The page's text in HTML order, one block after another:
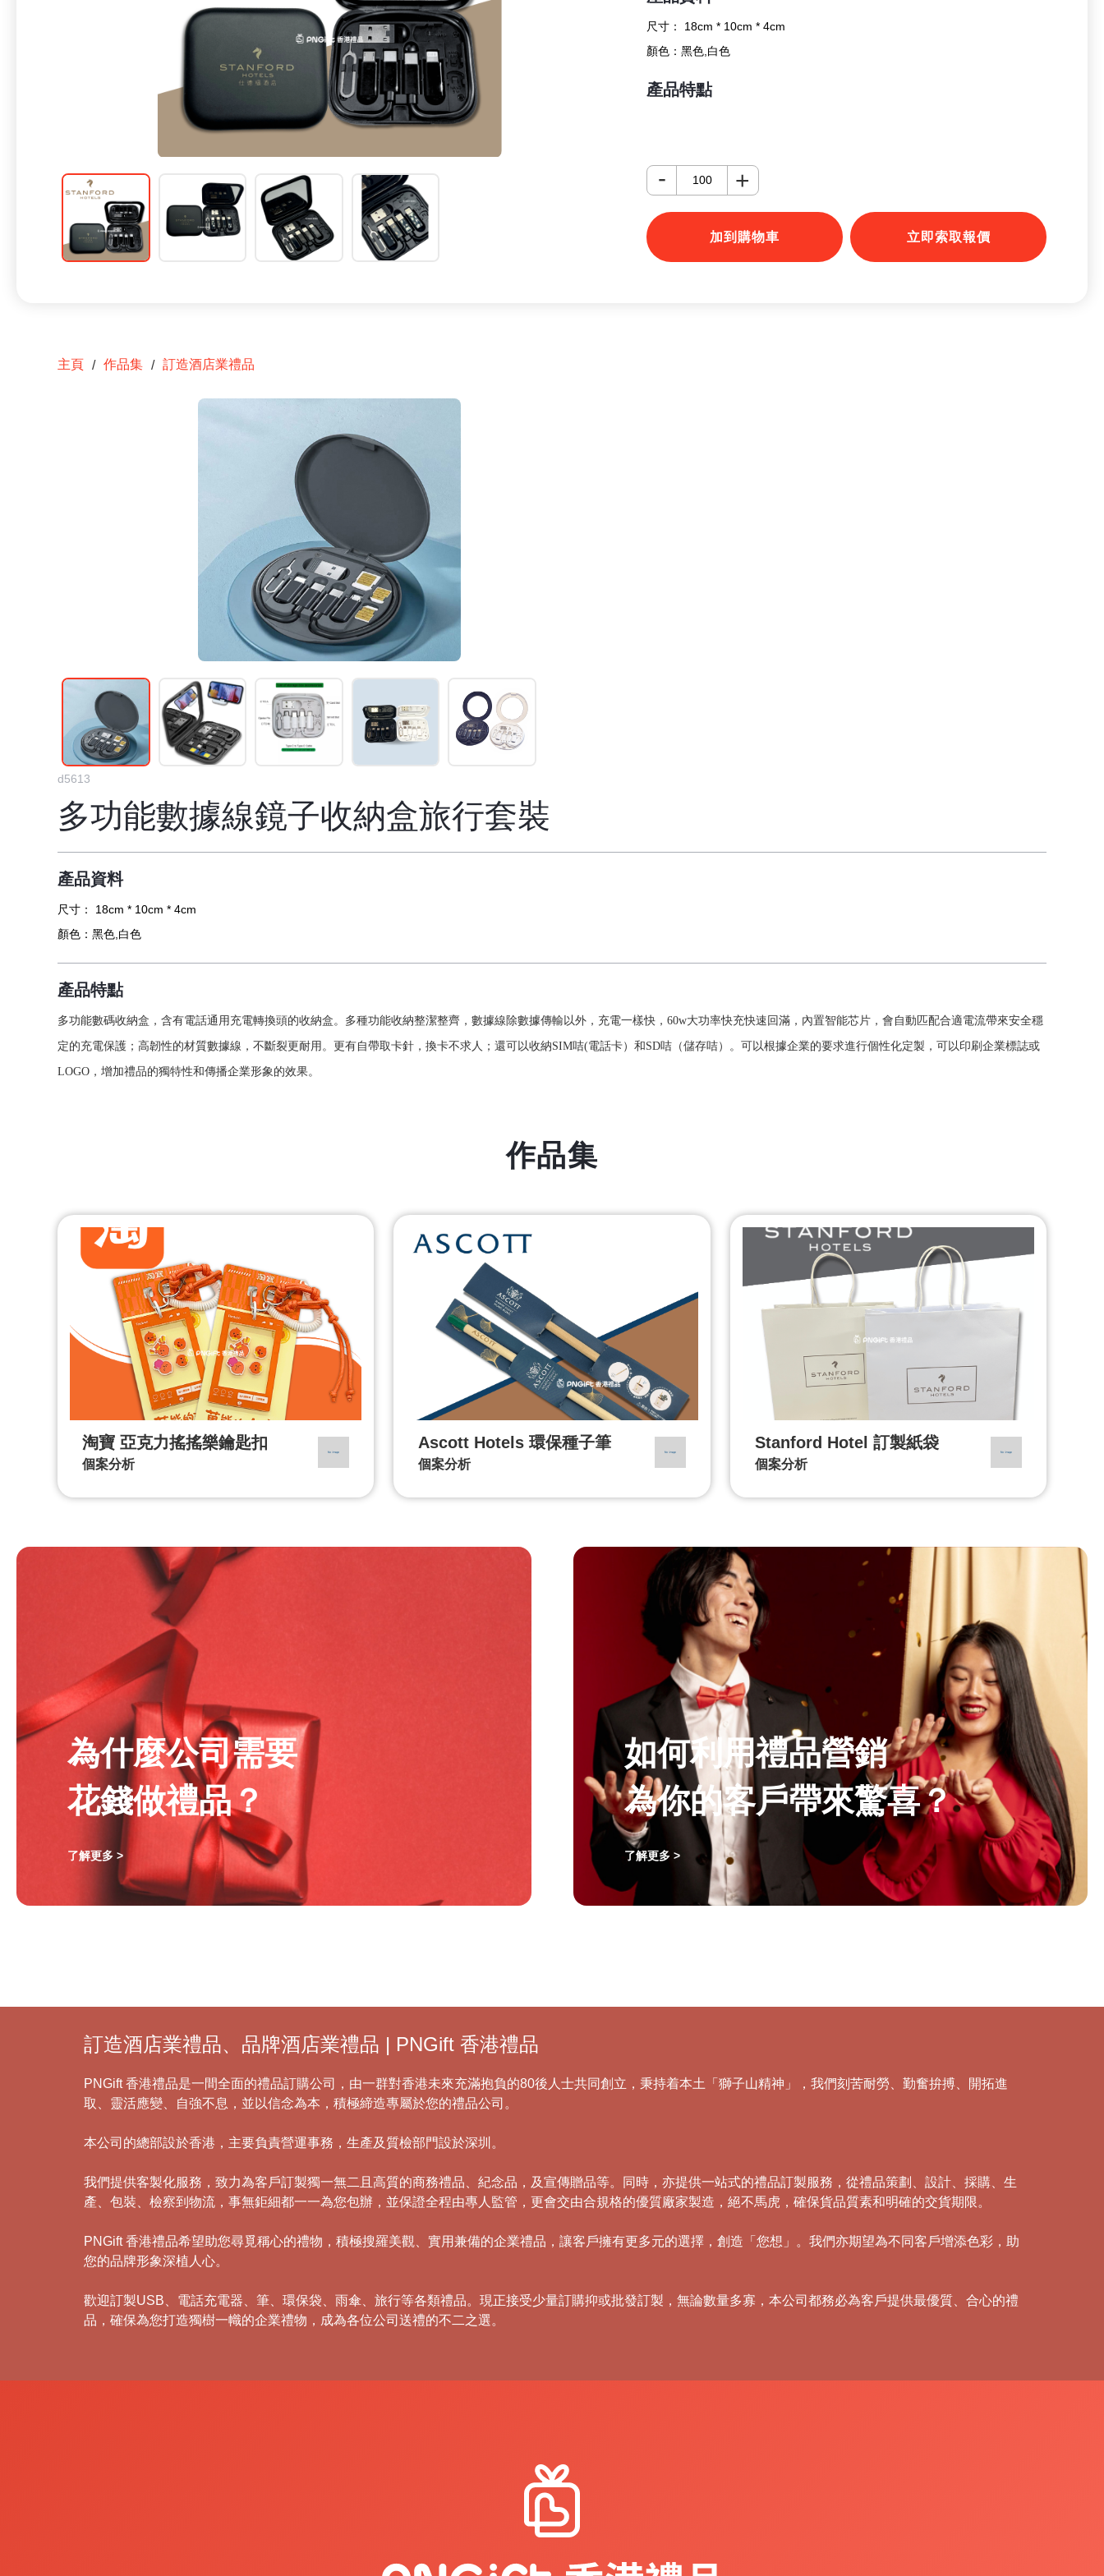
尺寸：
18cm * 10cm * 4cm
顏色：黑色,白色
產品特點
- +
加到購物車 立即索取報價
主頁 / 作品集 / 訂造酒店業禮品
d5613
多功能數據線鏡子收納盒旅行套裝
產品資料
尺寸：
18cm * 10cm * 4cm
顏色： 黑色,白色
產品特點
多功能數碼收納盒，含有電話通用充電轉換頭的收納盒。多種功能收納整潔整齊，數據線除數據傳輸以外，充電一樣快，60w大功率快充快速回滿，內置智能芯片，會自動匹配合適電流帶來安全穩
定的充電保護；高韌性的材質數據線，不斷裂更耐用。更有自帶取卡針，換卡不求人；還可以收納SIM咭(電話卡）和SD咭（儲存咭）。可以根據企業的要求進行個性化定製，可以印刷企業標誌或
LOGO，增加禮品的獨特性和傳播企業形象的效果。
作品集
淘寶 亞克力搖搖樂鑰匙扣
個案分析
Ascott Hotels 環保種子筆
個案分析
Stanford Hotel 訂製紙袋
個案分析
為什麼公司需要
花錢做禮品？
了解更多 >
如何利用禮品營銷
為你的客戶帶來驚喜？
了解更多 >
訂造酒店業禮品、品牌酒店業禮品 | PNGift 香港禮品
PNGift 香港禮品是一間全面的禮品訂購公司，由一群對香港未來充滿抱負的80後人士共同創立，秉持着本土「獅子山精神」，我們刻苦耐勞、勤奮拚搏、開拓進
取、靈活應變、自強不息，並以信念為本，積極締造專屬於您的禮品公司。
本公司的總部設於香港，主要負責營運事務，生產及質檢部門設於深圳。
我們提供客製化服務，致力為客戶訂製獨一無二且高質的商務禮品、紀念品，及宣傳贈品等。同時，亦提供一站式的禮品訂製服務，從禮品策劃、設計、採購、生
產、包裝、檢察到物流，事無鉅細都一一為您包辦，並保證全程由專人監管，更會交由合規格的優質廠家製造，絕不馬虎，確保貨品質素和明確的交貨期限。
PNGift 香港禮品希望助您尋覓稱心的禮物，積極搜羅美觀、實用兼備的企業禮品，讓客戶擁有更多元的選擇，創造「您想」。我們亦期望為不同客戶增添色彩，助
您的品牌形象深植人心。
歡迎訂製USB、電話充電器、筆、環保袋、雨傘、旅行等各類禮品。現正接受少量訂購抑或批發訂製，無論數量多寡，本公司都務必為客戶提供最優質、合心的禮
品，確保為您打造獨樹一幟的企業禮物，成為各位公司送禮的不二之選。
紀